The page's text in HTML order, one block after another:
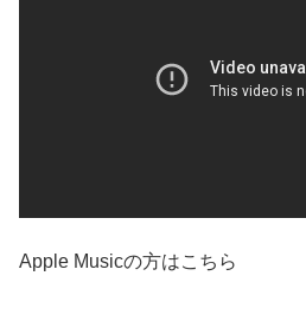
Apple Musicの方はこちら